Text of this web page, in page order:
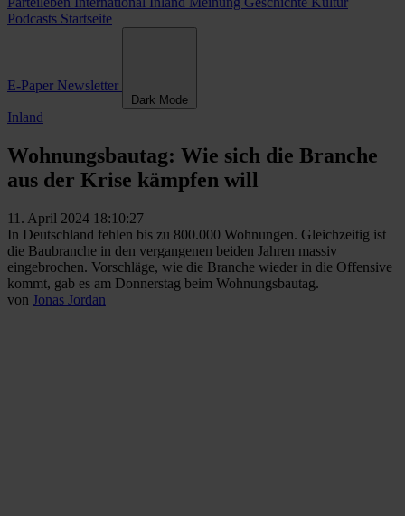
Podcasts Startseite
E-Paper Newsletter
Dark Mode
Inland
Wohnungsbautag: Wie sich die Branche
aus der Krise kämpfen will
11. April 2024 18:10:27
In Deutschland fehlen bis zu 800.000 Wohnungen. Gleichzeitig ist
die Baubranche in den vergangenen beiden Jahren massiv
eingebrochen. Vorschläge, wie die Branche wieder in die Offensive
kommt, gab es am Donnerstag beim Wohnungsbautag.
von Jonas Jordan